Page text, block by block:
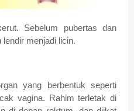
Sebelum pubertas dan
menjadi licin.
yang berbentuk seperti
vagina. Rahim terletak di